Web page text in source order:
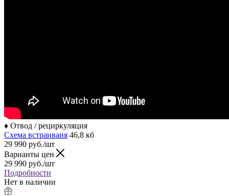
♦ Отвод / рециркуляция
Схема встраиваия 46,8 кб
29 990 руб./шт
Варианты цен
29 990 руб./шт
Подробности
Нет в наличии